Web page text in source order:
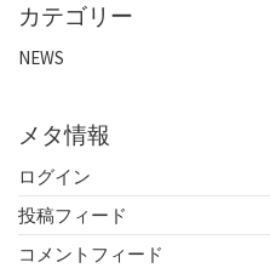
カテゴリー
NEWS
メタ情報
ログイン
投稿フィード
コメントフィード